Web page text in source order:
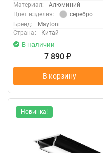
Материал:
Алюминий
Цвет изделия:
серебро
Бренд:
Maytoni
Страна:
Китай
В наличии
7 890 ₽
В корзину
Новинка!